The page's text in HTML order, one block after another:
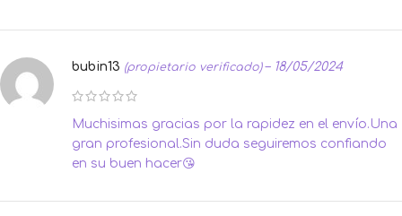
bubin13 (propietario verificado) – 18/05/2024
Muchisimas gracias por la rapidez en el envío.Una
gran profesional.Sin duda seguiremos confiando
en su buen hacer😘